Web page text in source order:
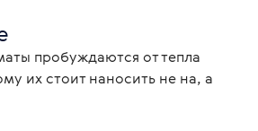
пробуждаются от тепла
их стоит наносить не на, а